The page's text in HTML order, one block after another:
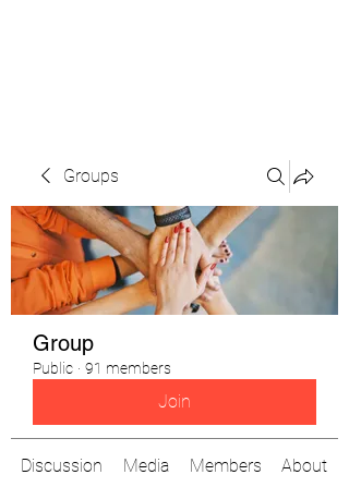
Groups
Group
Public · 91 members
Join
Discussion Media Members About